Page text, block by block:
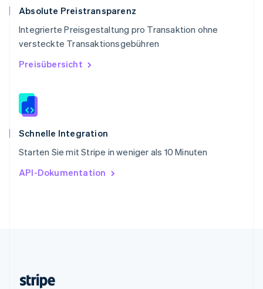
Absolute Preistransparenz
Integrierte Preisgestaltung pro Transaktion ohne
versteckte Transaktionsgebühren
Preisübersicht
Schnelle Integration
Starten Sie mit Stripe in weniger als 10 Minuten
API-Dokumentation
Slowakei
Slowenien
EnglishItaliano
Sonderverwaltungsregion Hongkong,
Spanien
Thailand
ไทยEnglish
English
English